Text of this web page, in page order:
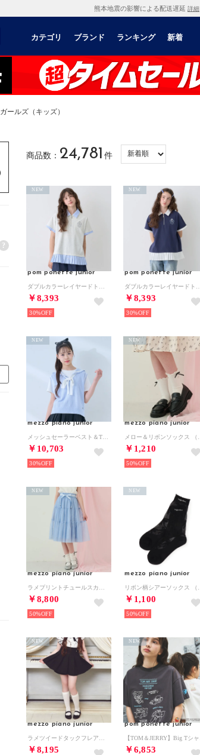
熊本地震の影響による配送遅延 詳細
カテゴリ ブランド ランキング 新着
ガールズ（キッズ）
?
商品数： 24,781 件
pom ponette junior
￥8,393
NEW
30%
pom ponette junior
￥8,393
NEW
30%
mezzo piano junior
￥10,703
NEW
30%
mezzo piano junior
￥1,210
NEW
50%
mezzo piano junior
￥8,800
NEW
50%
mezzo piano junior
￥1,100
NEW
50%
mezzo piano junior
￥8,195
NEW
pom ponette junior
￥6,853
NEW